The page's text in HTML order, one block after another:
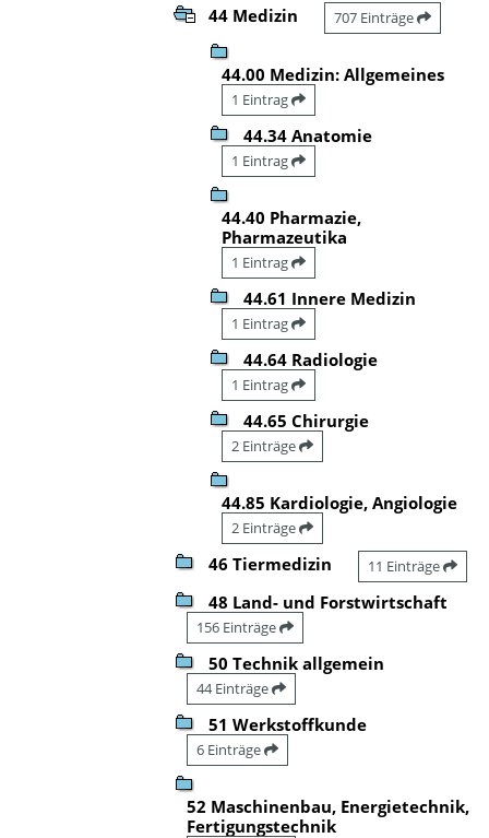
44 Medizin 707 Einträge
44.00 Medizin: Allgemeines
1 Eintrag
44.34 Anatomie
1 Eintrag
44.40 Pharmazie,
Pharmazeutika
1 Eintrag
44.61 Innere Medizin
1 Eintrag
44.64 Radiologie
1 Eintrag
44.65 Chirurgie
2 Einträge
44.85 Kardiologie, Angiologie
2 Einträge
46 Tiermedizin 11 Einträge
48 Land- und Forstwirtschaft
156 Einträge
50 Technik allgemein
44 Einträge
51 Werkstoffkunde
6 Einträge
52 Maschinenbau, Energietechnik,
Fertigungstechnik